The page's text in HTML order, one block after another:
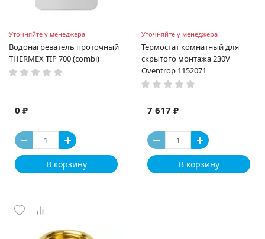
Уточняйте у менеджера
Водонагреватель проточный
THERMEX TIP 700 (combi)
0 ₽
В корзину
Уточняйте у менеджера
Термостат комнатный для
скрытого монтажа 230V
Oventrop 1152071
7 617 ₽
В корзину